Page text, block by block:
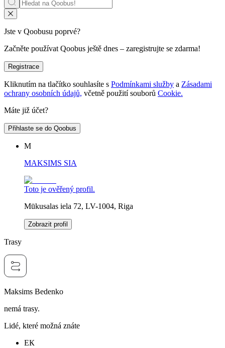
Jste v Qoobusu poprvé?
Začněte používat Qoobus ještě dnes – zaregistrujte se zdarma!
Registrace
Kliknutím na tlačítko souhlasíte s Podmínkami služby a Zásadami
ochrany osobních údajů, včetně použití souborů Cookie.
Máte již účet?
Přihlaste se do Qoobus
M
MAKSIMS SIA
Toto je ověřený profil.
Mūkusalas iela 72, LV-1004, Riga
Zobrazit profil
Trasy
Maksims Bedenko
nemá trasy.
Lidé, které možná znáte
ЕК